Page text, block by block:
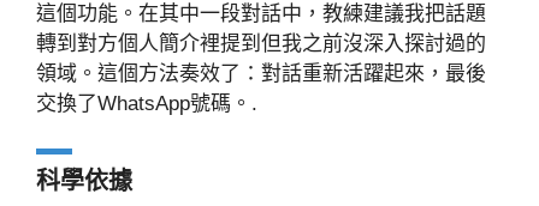
這個功能。在其中一段對話中，教練建議我把話題
轉到對方個人簡介裡提到但我之前沒深入探討過的
領域。這個方法奏效了：對話重新活躍起來，最後
交換了WhatsApp號碼。.
科學依據